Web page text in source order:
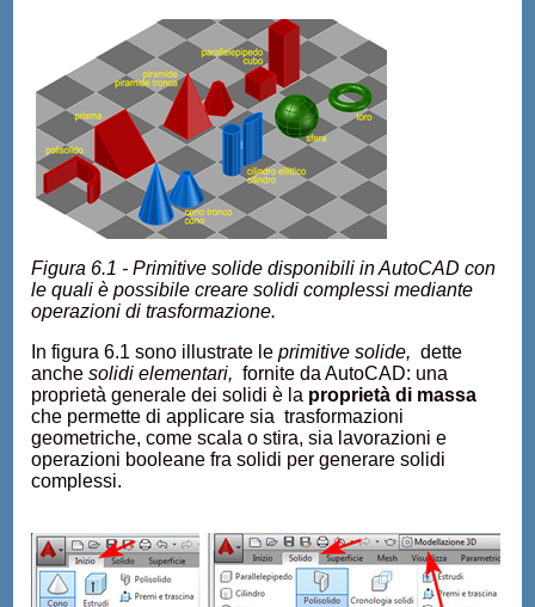
Figura 6.1 - Primitive solide disponibili in AutoCAD con
le quali è possibile creare solidi complessi mediante
operazioni di trasformazione.
In figura 6.1 sono illustrate leprimitive solide, dette
anchesolidi elementari, fornite da AutoCAD: una
proprietà generale dei solidi è la proprietà di massa
che permette di applicare sia trasformazioni
geometriche, come scala o stira, sia lavorazioni e
operazioni booleane fra solidi per generare solidi
complessi.